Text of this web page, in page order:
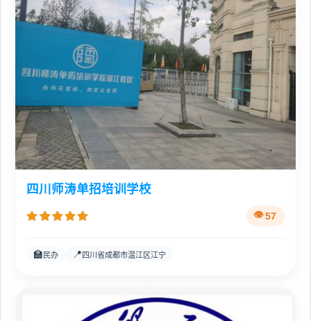
四川师涛单招培训学校
57
🏫 民办 📍 四川省成都市温江区江宁